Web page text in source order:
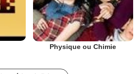
Physique ou Chimie